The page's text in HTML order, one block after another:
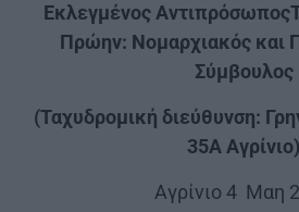
Εκλεγμένος
Πρώην: Νομαρχιακός και
Σύμβουλος
(Ταχυδρομική διεύθυνση:
35Α Αγρίνιο)
Αγρίνιο 4 Μαη